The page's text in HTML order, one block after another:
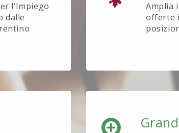
l’Impiego
dalle
Amplia
offerte